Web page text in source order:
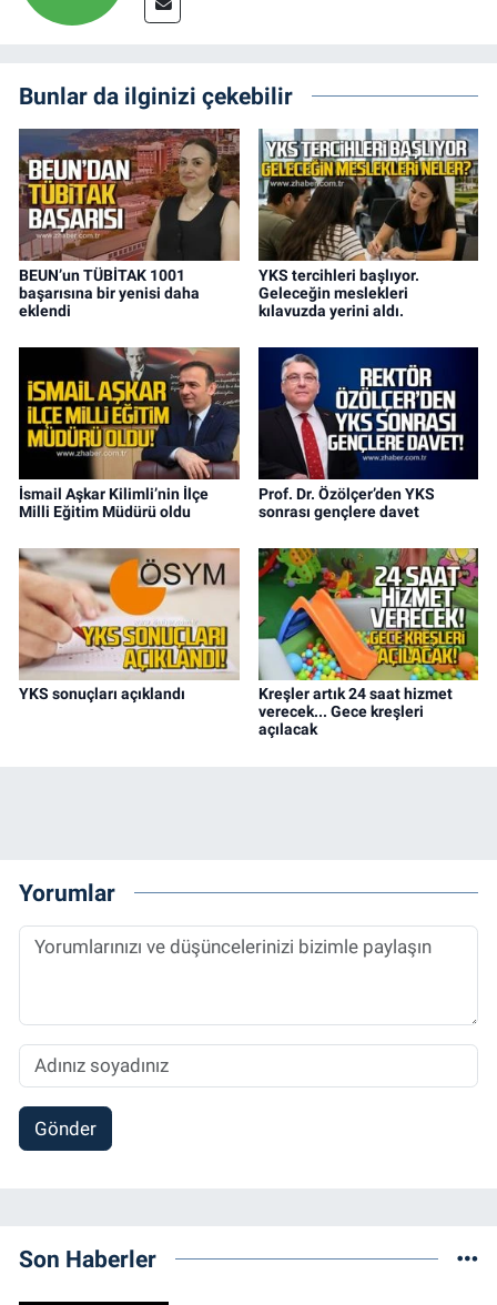
Bunlar da ilginizi çekebilir
BEUN’un TÜBİTAK 1001
başarısına bir yenisi daha
eklendi
YKS tercihleri başlıyor.
Geleceğin meslekleri
kılavuzda yerini aldı.
İsmail Aşkar Kilimli’nin İlçe
Milli Eğitim Müdürü oldu
Prof. Dr. Özölçer’den YKS
sonrası gençlere davet
YKS sonuçları açıklandı
Kreşler artık 24 saat hizmet
verecek... Gece kreşleri
açılacak
Yorumlar
Gönder
Son Haberler